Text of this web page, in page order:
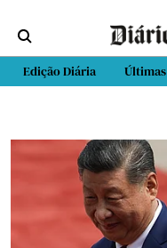
Edição Diária Últimas